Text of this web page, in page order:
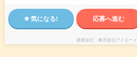
気になる! 応募へ進む
派遣会社 株式会社アイエー